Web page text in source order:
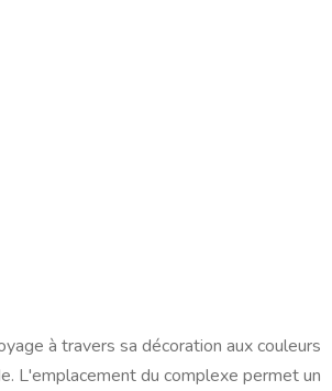
à travers sa décoration aux couleurs
L'emplacement du complexe permet un